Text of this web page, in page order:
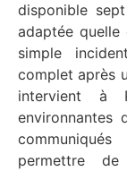
disponible
adaptée
simple
complet après
intervient à
environnantes
permettre